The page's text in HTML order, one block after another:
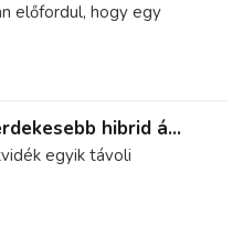
előfordul, hogy egy
hibrid á...
egyik távoli